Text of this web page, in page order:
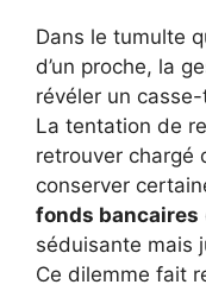
Dans le tumulte
d’un proche, la
révéler un
La tentation de
retrouver chargé
conserver
fonds bancaires
séduisante mais
Ce dilemme fait